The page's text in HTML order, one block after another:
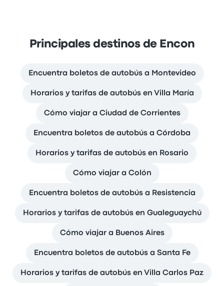
Principales destinos de Encon
Encuentra boletos de autobús a Montevideo
Horarios y tarifas de autobús en Villa María
Cómo viajar a Ciudad de Corrientes
Encuentra boletos de autobús a Córdoba
Horarios y tarifas de autobús en Rosario
Cómo viajar a Colón
Encuentra boletos de autobús a Resistencia
Horarios y tarifas de autobús en Gualeguaychú
Cómo viajar a Buenos Aires
Encuentra boletos de autobús a Santa Fe
Horarios y tarifas de autobús en Villa Carlos Paz